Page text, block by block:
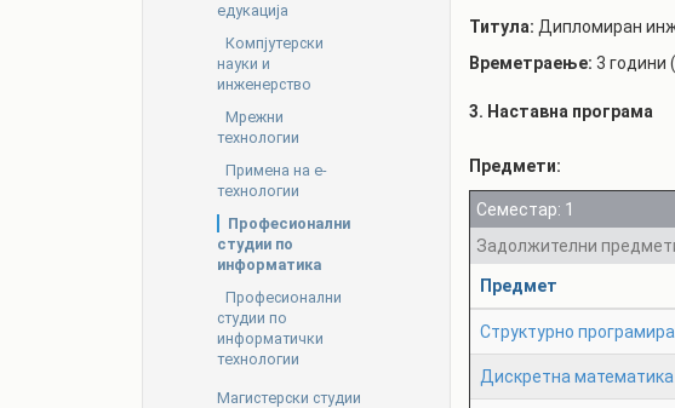
едукација
Компјутерски
науки и
инженерство
Мрежни
технологии
Примена на е-
технологии
Професионални
студии по
информатика
Професионални
студии по
информатички
технологии
Магистерски студии
Титула: Дипломиран
Времетраење: 3 години
3. Наставна програма
Предмети:
Семестар: 1
Задолжителни
Предмет
Структурно
Дискретна математика